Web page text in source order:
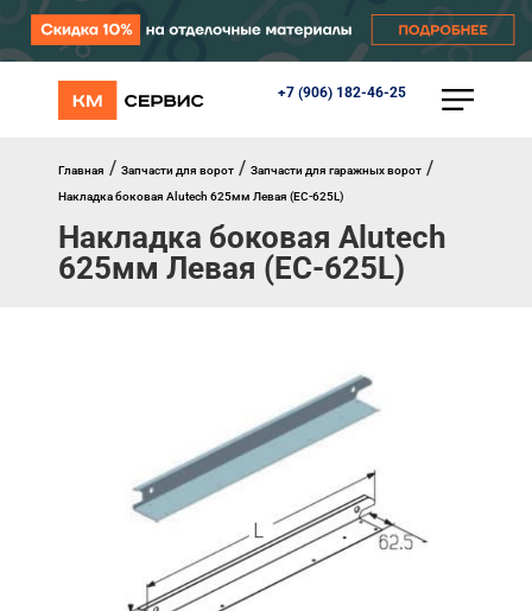
+7 (906) 182-46-25
КАТАЛОГ
Перегрузочное оборудование
Уличные калитки
Шлагбаумы
Главная / Запчасти для ворот / Запчасти для гаражных ворот /
Накладка боковая Alutech 625мм Левая (EC-625L)
Накладка боковая Alutech
625мм Левая (EC-625L)